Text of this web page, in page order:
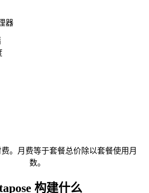
器
。月费等于套餐总价除以套餐使用月
数。
构建什么